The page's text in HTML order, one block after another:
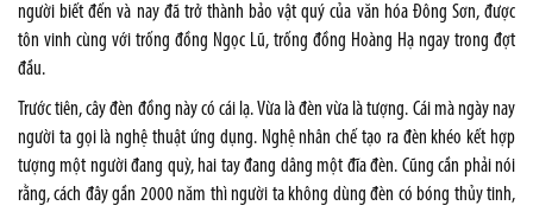
người biết đến và nay đã trở thành bảo vật quý của văn hóa Đông Sơn, được
tôn vinh cùng với trống đồng Ngọc Lũ, trống đồng Hoàng Hạ ngay trong đợt
đầu.
Trước tiên, cây đèn đồng này có cái lạ. Vừa là đèn vừa là tượng. Cái mà ngày nay
người ta gọi là nghệ thuật ứng dụng. Nghệ nhân chế tạo ra đèn khéo kết hợp
tượng một người đang quỳ, hai tay đang dâng một đĩa đèn. Cũng cần phải nói
rằng, cách đây gần 2000 năm thì người ta không dùng đèn có bóng thủy tinh,